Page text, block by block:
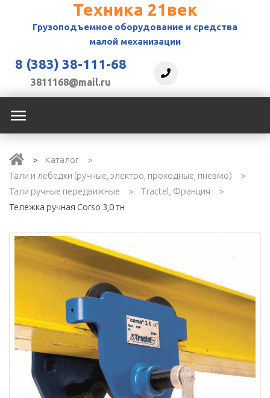
Техника 21век
Грузоподъемное оборудование и средства
малой механизации
8 (383) 38-111-68
3811168@mail.ru
Каталог
Тали и лебедки (ручные, электро, проходные, пневмо)
Тали ручные передвижные
Tractel, Франция
Тележка ручная Corso 3,0 тн